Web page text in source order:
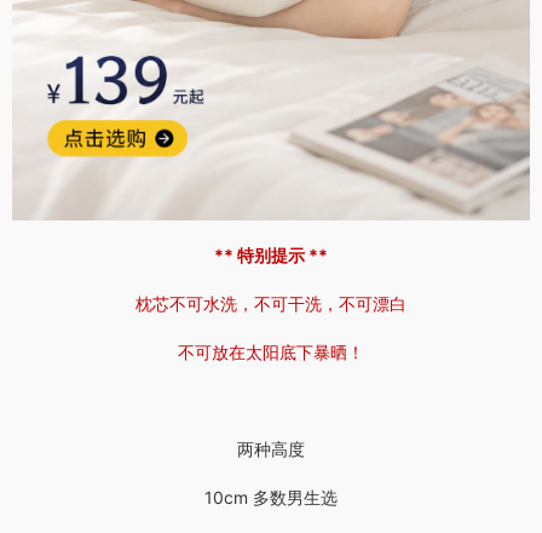
** 特别提示 **
枕芯不可水洗，不可干洗，不可漂白
不可放在太阳底下暴晒！
两种高度
10cm 多数男生选